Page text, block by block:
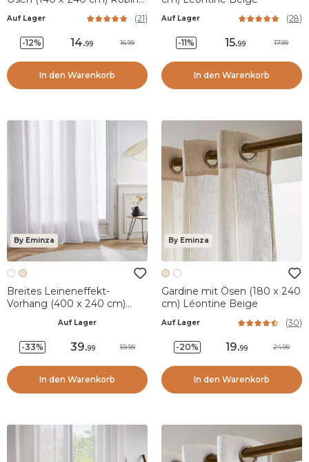
Auf Lager (21)
-12% 14.99 16.99
In den Warenkorb
Auf Lager (28)
-11% 15.99 17.99
In den Warenkorb
By Eminza
Breites Leineneffekt-
Vorhang (400 x 240 cm)
Auf Lager
-33% 39.99 59.99
In den Warenkorb
By Eminza
Gardine mit Ösen (180 x 240
cm) Léontine Beige
Auf Lager (30)
-20% 19.99 24.99
In den Warenkorb